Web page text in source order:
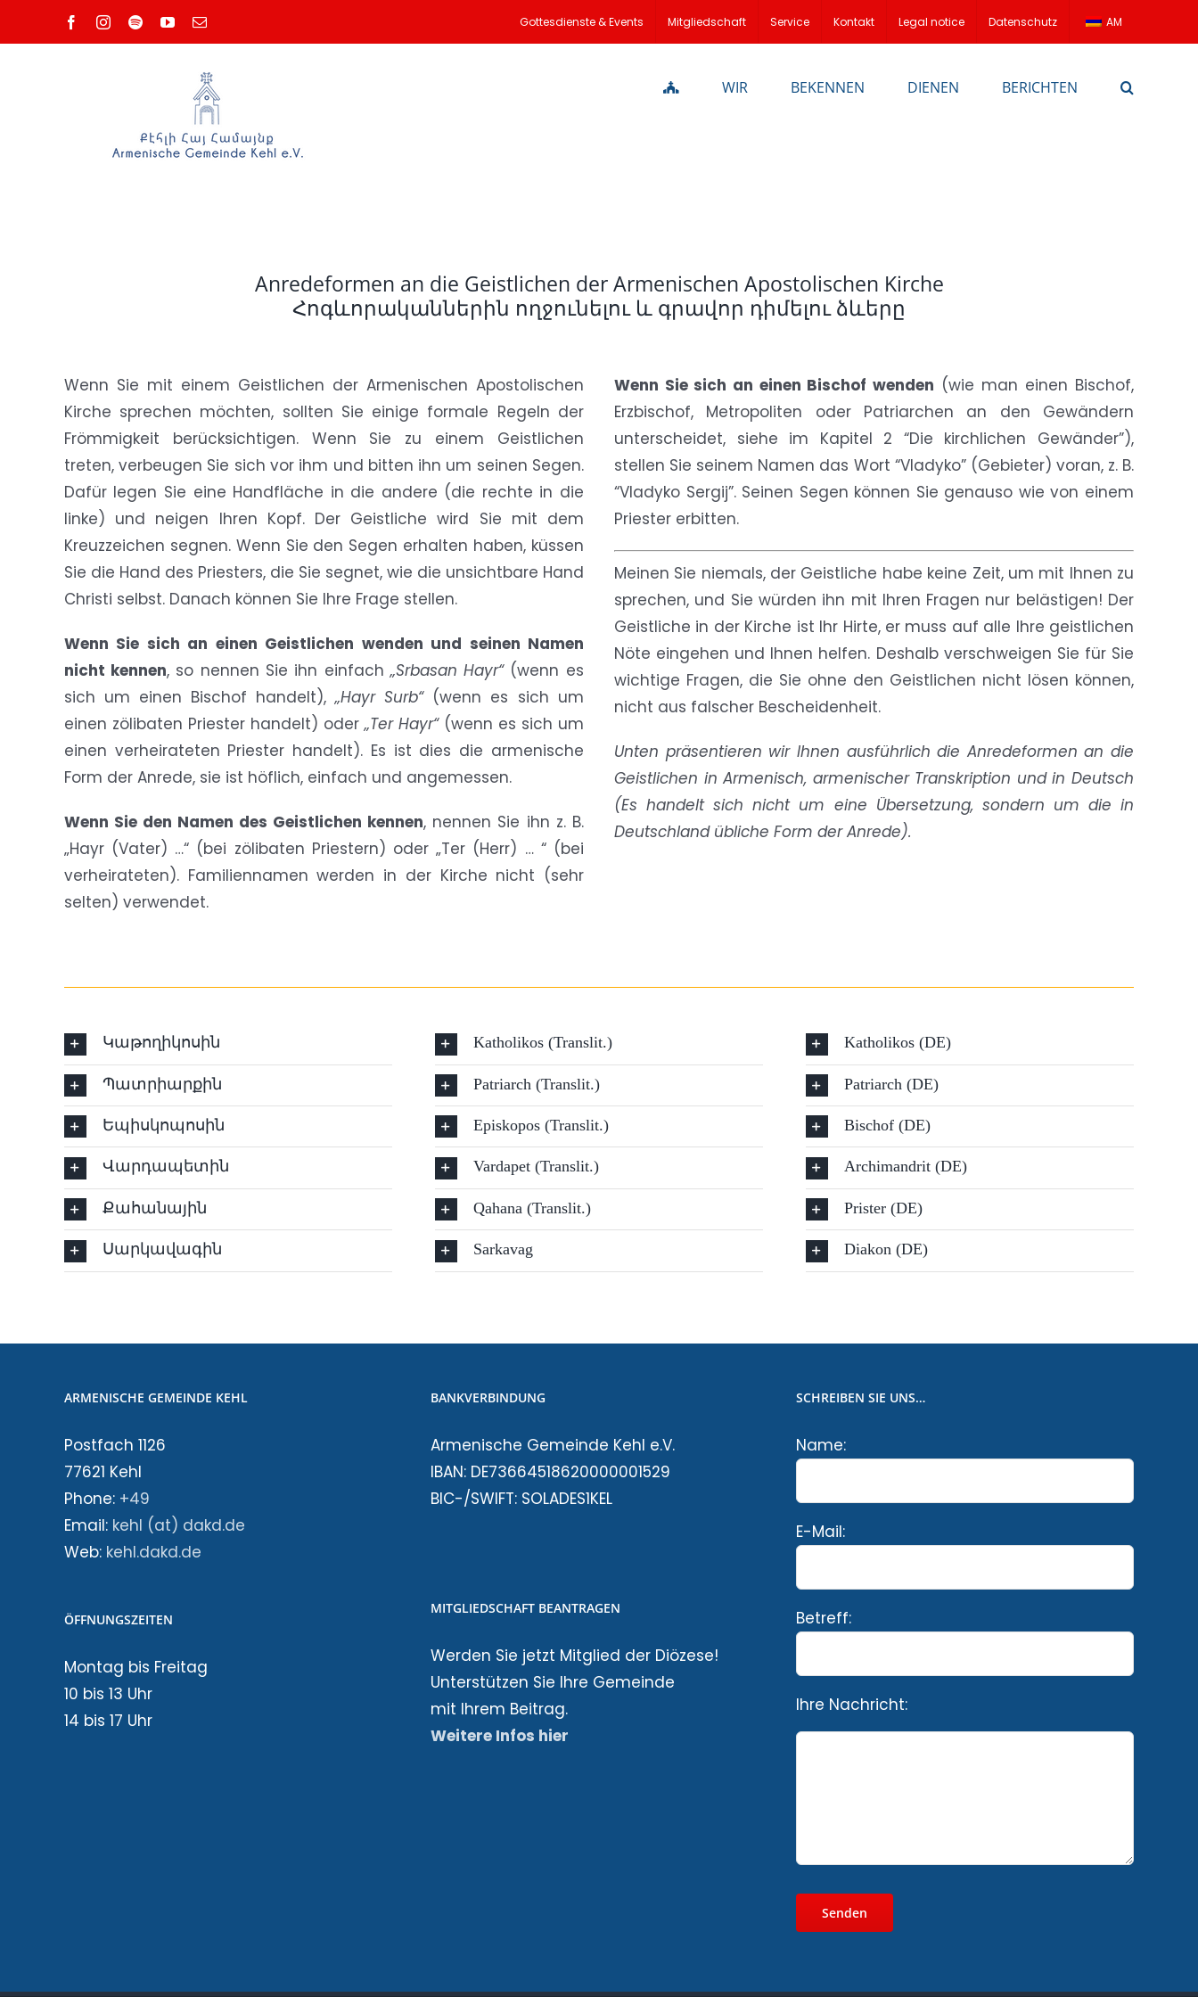
to
FacebookInstagram
SpotifyYouTubeEmail Gottesdienste & Events Mitgliedschaft Service Kontakt Legal notice Datenschutz AM
WIR BEKENNEN DIENEN BERICHTEN
Anredeformen an die Geistlichen der Armenischen Apostolischen Kirche
Հոգևորականներին ողջունելու և գրավոր դիմելու ձևերը
Wenn Sie mit einem Geistlichen der Armenischen Apostolischen
Kirche sprechen möchten, sollten Sie einige formale Regeln der
Frömmigkeit berücksichtigen. Wenn Sie zu einem Geistlichen
treten, verbeugen Sie sich vor ihm und bitten ihn um seinen Segen.
Dafür legen Sie eine Handfläche in die andere (die rechte in die
linke) und neigen Ihren Kopf. Der Geistliche wird Sie mit dem
Kreuzzeichen segnen. Wenn Sie den Segen erhalten haben, küssen
Sie die Hand des Priesters, die Sie segnet, wie die unsichtbare Hand
Christi selbst. Danach können Sie Ihre Frage stellen.
Wenn Sie sich an einen Geistlichen wenden und seinen Namen
nicht kennen, so nennen Sie ihn einfach„Srbasan Hayr“(wenn es
sich um einen Bischof handelt),„Hayr Surb“(wenn es sich um
einen zölibaten Priester handelt) oder„Ter Hayr“(wenn es sich um
einen verheirateten Priester handelt). Es ist dies die armenische
Form der Anrede, sie ist höflich, einfach und angemessen.
Wenn Sie den Namen des Geistlichen kennen, nennen Sie ihn z. B.
„Hayr (Vater) …“ (bei zölibaten Priestern) oder „Ter (Herr) … “ (bei
verheirateten). Familiennamen werden in der Kirche nicht (sehr
selten) verwendet.
Wenn Sie sich an einen Bischof wenden (wie man einen Bischof,
Erzbischof, Metropoliten oder Patriarchen an den Gewändern
unterscheidet, siehe im Kapitel 2 “Die kirchlichen Gewänder”),
stellen Sie seinem Namen das Wort “Vladyko” (Gebieter) voran, z. B.
“Vladyko Sergij”. Seinen Segen können Sie genauso wie von einem
Priester erbitten.
Meinen Sie niemals, der Geistliche habe keine Zeit, um mit Ihnen zu
sprechen, und Sie würden ihn mit Ihren Fragen nur belästigen! Der
Geistliche in der Kirche ist Ihr Hirte, er muss auf alle Ihre geistlichen
Nöte eingehen und Ihnen helfen. Deshalb verschweigen Sie für Sie
wichtige Fragen, die Sie ohne den Geistlichen nicht lösen können,
nicht aus falscher Bescheidenheit.
Unten präsentieren wir Ihnen ausführlich die Anredeformen an die
Geistlichen in Armenisch, armenischer Transkription und in Deutsch
(Es handelt sich nicht um eine Übersetzung, sondern um die in
Deutschland übliche Form der Anrede).
Կաթողիկոսին
Պատրիարքին
Եպիսկոպոսին
Վարդապետին
Քահանային
Սարկավագին
Katholikos (Translit.)
Patriarch (Translit.)
Episkopos (Translit.)
Vardapet (Translit.)
Qahana (Translit.)
Sarkavag
Katholikos (DE)
Patriarch (DE)
Bischof (DE)
Archimandrit (DE)
Prister (DE)
Diakon (DE)
ARMENISCHE GEMEINDE KEHL
Postfach 1126
77621 Kehl
Phone: +49
Email: kehl (at) dakd.de
Web: kehl.dakd.de
ÖFFNUNGSZEITEN
Montag bis Freitag
10 bis 13 Uhr
14 bis 17 Uhr
BANKVERBINDUNG
Armenische Gemeinde Kehl e.V.
IBAN: DE73664518620000001529
BIC-/SWIFT: SOLADES1KEL
MITGLIEDSCHAFT BEANTRAGEN
Werden Sie jetzt Mitglied der Diözese!
Unterstützen Sie Ihre Gemeinde
mit Ihrem Beitrag.
Weitere Infos hier
SCHREIBEN SIE UNS…
Name:
E-Mail:
Betreff:
Ihre Nachricht: